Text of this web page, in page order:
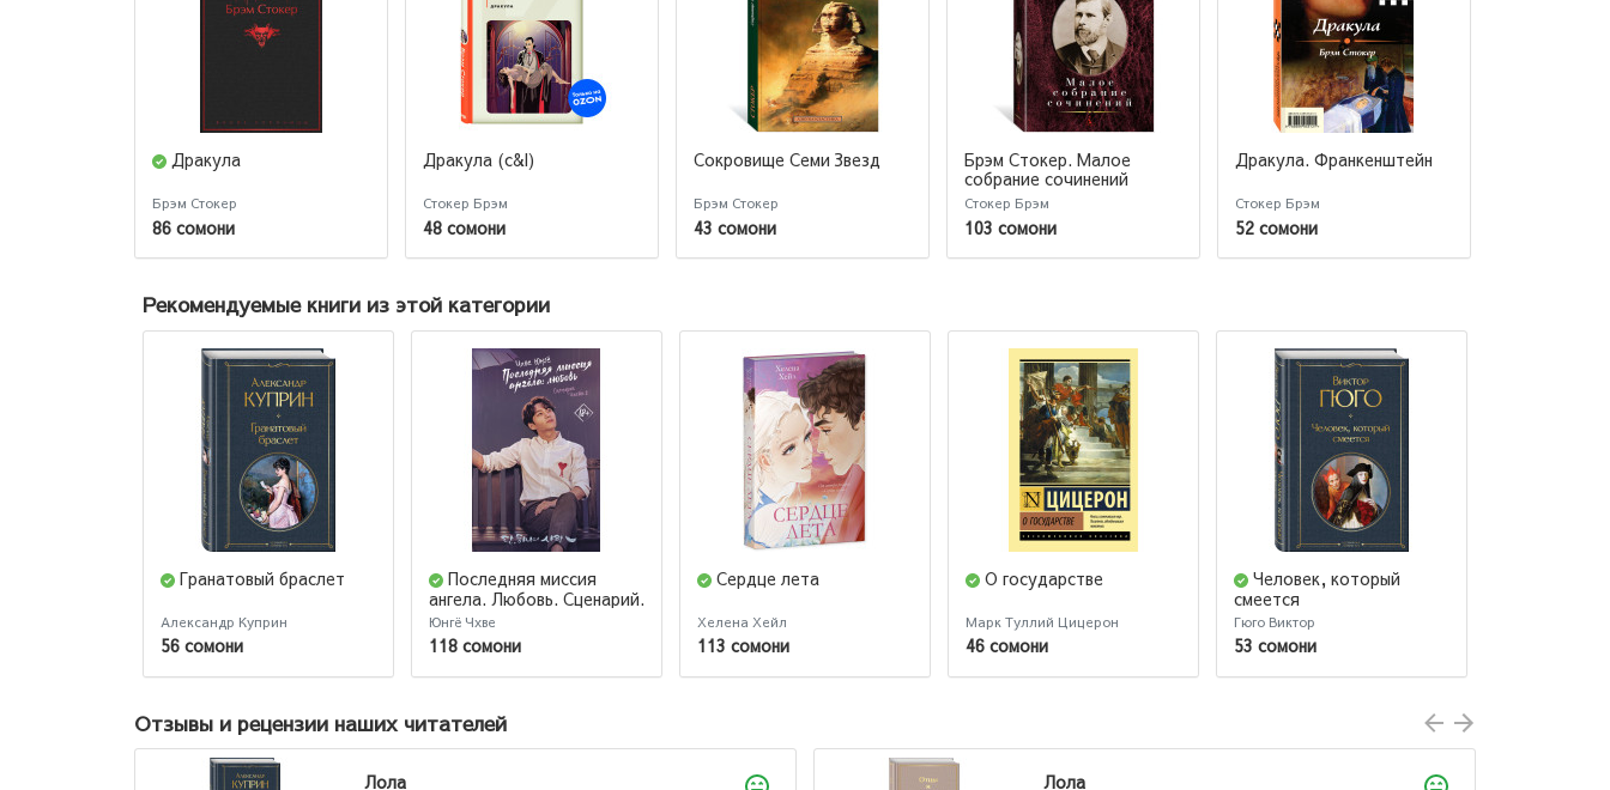
Дракула
Брэм Стокер
86 сомони
Дракула (c&l)
Стокер Брэм
48 сомони
Сокровище Семи Звезд
Брэм Стокер
43 сомони
Брэм Стокер. Малое
собрание сочинений
Стокер Брэм
103 сомони
Дракула. Франкенштейн
Стокер Брэм
52 сомони
Рекомендуемые книги из этой категории
Гранатовый браслет
Александр Куприн
56 сомони
Последняя миссия
ангела. Любовь. Сценарий.
Часть 2.
Юнгё Чхве
118 сомони
Сердце лета
Хелена Хейл
113 сомони
О государстве
Марк Туллий Цицерон
46 сомони
Человек, который
смеется
Гюго Виктор
53 сомони
Отзывы и рецензии наших читателей
Лола Лола